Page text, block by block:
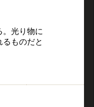
光り物に
ものだと